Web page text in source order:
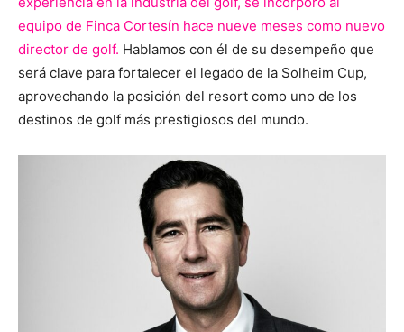
equipo de Finca Cortesín hace nueve meses como nuevo
director de golf. Hablamos con él de su desempeño que
será clave para fortalecer el legado de la Solheim Cup,
aprovechando la posición del resort como uno de los
destinos de golf más prestigiosos del mundo.